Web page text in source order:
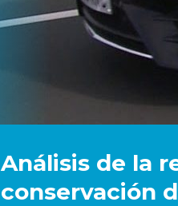
Análisis de la
conservación